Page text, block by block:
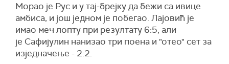
Морао је Рус и у тај-брејку да бежи са ивице
амбиса, и још једном је побегао. Лајовић је
имао меч лопту при резултату 6:5, али
је Сафијулин нанизао три поена и "отео" сет за
изједначење - 2:2.